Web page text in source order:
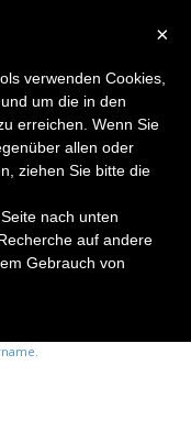
×
verwenden Cookies,
um die in den
erreichen. Wenn Sie
allen oder
ziehen Sie bitte die
nach unten
auf andere
Gebrauch von